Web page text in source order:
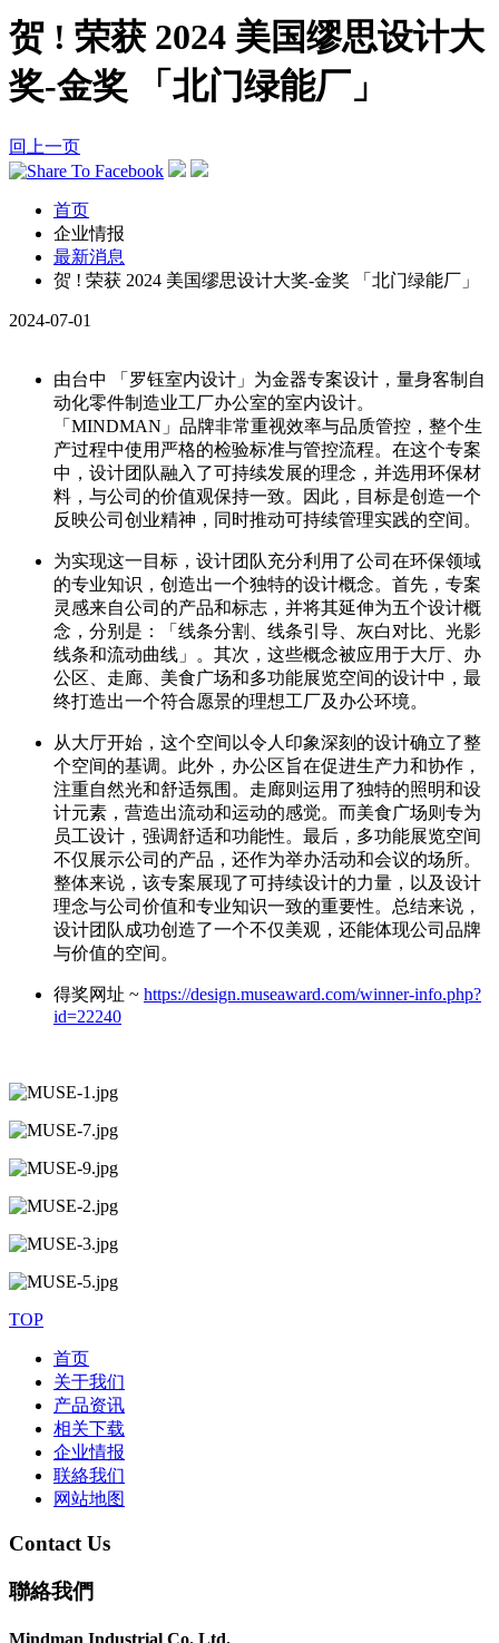
贺 ! 荣获 2024 美国缪思设计大
奖-金奖 「北门绿能厂」
回上一页
首页
企业情报
最新消息
贺 ! 荣获 2024 美国缪思设计大奖-金奖 「北门绿能厂」
2024-07-01
由台中 「罗钰室内设计」为金器专案设计，量身客制自
动化零件制造业工厂办公室的室内设计。
「MINDMAN」品牌非常重视效率与品质管控，整个生
产过程中使用严格的检验标准与管控流程。在这个专案
中，设计团队融入了可持续发展的理念，并选用环保材
料，与公司的价值观保持一致。因此，目标是创造一个
反映公司创业精神，同时推动可持续管理实践的空间。
为实现这一目标，设计团队充分利用了公司在环保领域
的专业知识，创造出一个独特的设计概念。首先，专案
灵感来自公司的产品和标志，并将其延伸为五个设计概
念，分别是：「线条分割、线条引导、灰白对比、光影
线条和流动曲线」。其次，这些概念被应用于大厅、办
公区、走廊、美食广场和多功能展览空间的设计中，最
终打造出一个符合愿景的理想工厂及办公环境。
从大厅开始，这个空间以令人印象深刻的设计确立了整
个空间的基调。此外，办公区旨在促进生产力和协作，
注重自然光和舒适氛围。走廊则运用了独特的照明和设
计元素，营造出流动和运动的感觉。而美食广场则专为
员工设计，强调舒适和功能性。最后，多功能展览空间
不仅展示公司的产品，还作为举办活动和会议的场所。
整体来说，该专案展现了可持续设计的力量，以及设计
理念与公司价值和专业知识一致的重要性。总结来说，
设计团队成功创造了一个不仅美观，还能体现公司品牌
与价值的空间。
得奖网址 ~ https://design.museaward.com/winner-info.php?
id=22240
TOP
首页
关于我们
产品资讯
相关下载
企业情报
联絡我们
网站地图
Contact Us
聯絡我們